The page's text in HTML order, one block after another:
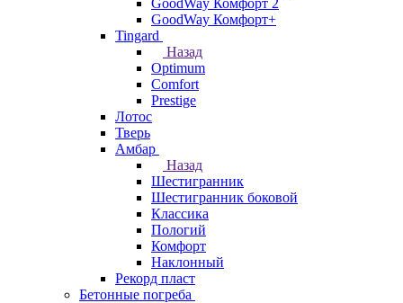
GoodWay Комфорт 2
GoodWay Комфорт+
Tingard
Назад
Optimum
Comfort
Prestige
Лотос
Тверь
Амбар
Назад
Шестигранник
Шестигранник боковой
Классика
Пологий
Комфорт
Наклонный
Рекорд пласт
Бетонные погреба